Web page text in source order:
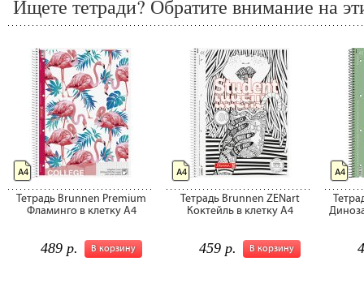
Ищете тетради? Обратите внимание на
Тетрадь Brunnen Premium
Фламинго в клетку А4
В корзину
489 р.
А4
Тетрадь Brunnen ZENart
Коктейль в клетку А4
В корзину
459 р.
А4 А4